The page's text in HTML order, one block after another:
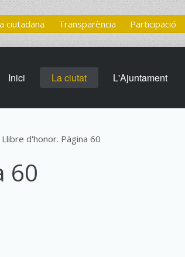
ciutadana Transparència Participació
Inici La ciutat L'Ajuntament
Llibre d'honor. Pàgina 60
60